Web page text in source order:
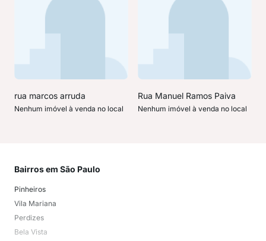
rua marcos arruda
Nenhum imóvel à venda no local
Rua Manuel Ramos Paiva
Nenhum imóvel à venda no local
Bairros em São Paulo
Pinheiros
Vila Mariana
Perdizes
Bela Vista